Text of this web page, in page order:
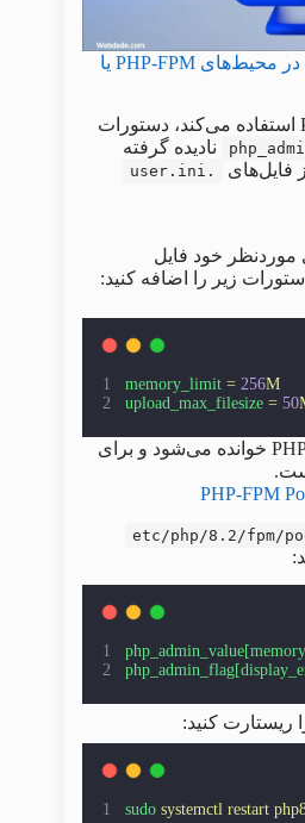
3- جایگزین php_admin_flag در محیط‌های PHP-FPM یا
نادیده گرفته
فایل‌های
.user.ini
موردنظر خود فایل
زیر را اضافه کنید:
memory_limit = 256M
upload_max_filesize = 50
این فایل هر 5 دقیقه توسط PHP خوانده می‌شود و برای
sudo systemctl restart